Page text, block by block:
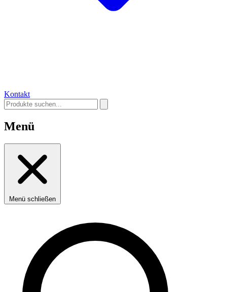
Kontakt
Menü
Menü schließen